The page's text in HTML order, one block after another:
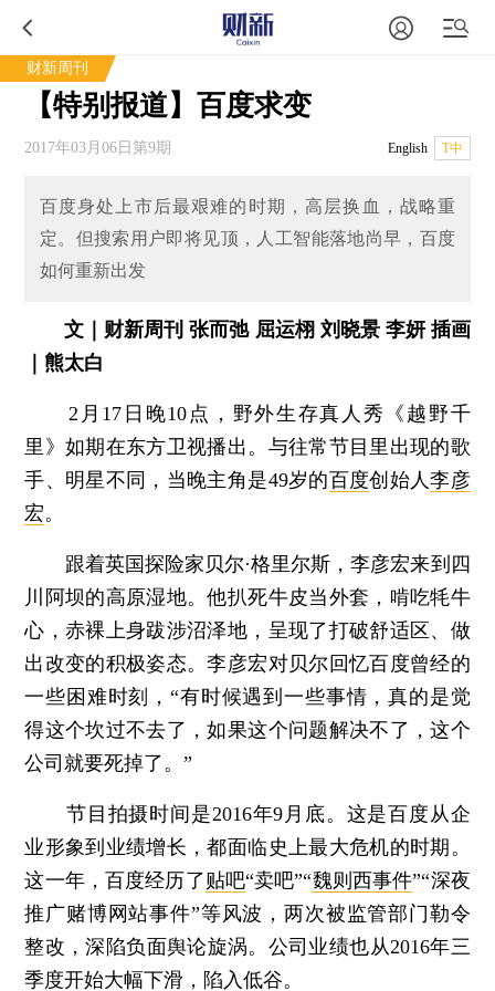
财新周刊
【特别报道】百度求变
2017年03月06日第9期 T中
English
百度身处上市后最艰难的时期，高层换血，战略重
定。但搜索用户即将见顶，人工智能落地尚早，百度
如何重新出发
文｜财新周刊 张而弛 屈运栩 刘晓景 李妍 插画
｜熊太白
2月17日晚10点，野外生存真人秀《越野千
里》如期在东方卫视播出。与往常节目里出现的歌
手、明星不同，当晚主角是49岁的百度创始人李彦
宏。
跟着英国探险家贝尔·格里尔斯，李彦宏来到四
川阿坝的高原湿地。他扒死牛皮当外套，啃吃牦牛
心，赤裸上身跋涉沼泽地，呈现了打破舒适区、做
出改变的积极姿态。李彦宏对贝尔回忆百度曾经的
一些困难时刻，“有时候遇到一些事情，真的是觉
得这个坎过不去了，如果这个问题解决不了，这个
公司就要死掉了。”
节目拍摄时间是2016年9月底。这是百度从企
业形象到业绩增长，都面临史上最大危机的时期。
这一年，百度经历了贴吧“卖吧”“魏则西事件”“深夜
推广赌博网站事件”等风波，两次被监管部门勒令
整改，深陷负面舆论旋涡。公司业绩也从2016年三
季度开始大幅下滑，陷入低谷。